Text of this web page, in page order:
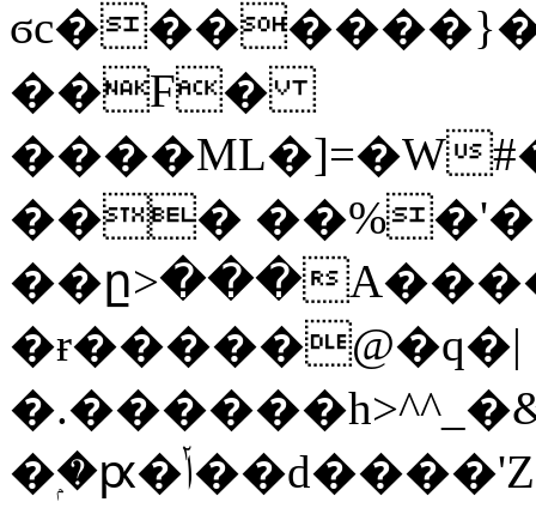
��F�
����ML�]=�W
���
��ը>���
�ɍ�����@�q�|
�ۭ�ԗ�ݳ��d����'Z����>!pQ}